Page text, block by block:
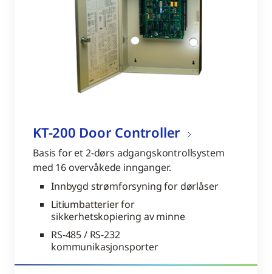
KT-200 Door Controller
Basis for et 2-dørs adgangskontrollsystem
med 16 overvåkede innganger.
Innbygd strømforsyning for dørlåser
Litiumbatterier for
sikkerhetskopiering av minne
RS-485 / RS-232
kommunikasjonsporter